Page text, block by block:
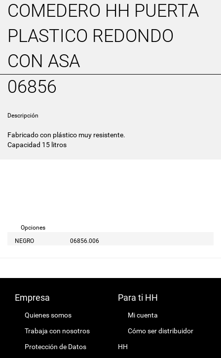
COMEDERO HH PUERTA
PLASTICO REDONDO
CON ASA
06856
Descripción
Fabricado con plástico muy resistente.
Capacidad 15 litros
Opciones
NEGRO
06856.006
Empresa
Quienes somos
Trabaja con nosotros
Protección de Datos
Para ti HH
Mi cuenta
Cómo ser distribuidor
HH